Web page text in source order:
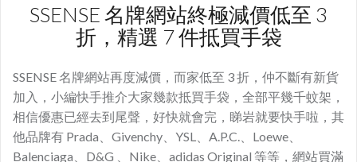
SSENSE 名牌網站終極減價低至 3
折，精選 7 件抵買手袋
SSENSE 名牌網站再度減價，而家低至 3 折，仲不斷有新貨
加入，小編快手推介大家幾款抵買手袋，全部平幾千蚊架，
相信優惠已經去到尾聲，好快就會完，睇岩就要快手啦，其
他品牌有 Prada、Givenchy、YSL、A.P.C.、Loewe、
Balenciaga、D&G 、Nike、adidas Original 等等，網站買滿